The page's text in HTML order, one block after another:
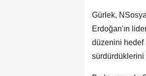
Gürlek,
Erdoğan'ın
düzenini hedef
sürdürdüklerini